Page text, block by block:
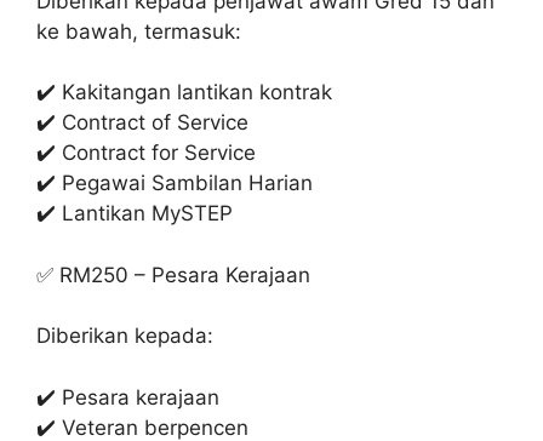
ke bawah, termasuk:
✔️ Kakitangan lantikan kontrak
✔️ Contract of Service
✔️ Contract for Service
✔️ Pegawai Sambilan Harian
✔️ Lantikan MySTEP
✅ RM250 – Pesara Kerajaan
Diberikan kepada:
✔️ Pesara kerajaan
✔️ Veteran berpencen